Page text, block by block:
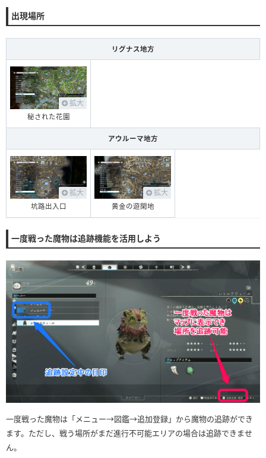
出現場所
リグナス地方
拡大
秘された花園
アウルーマ地方
拡大
坑路出入口
拡大
黄金の遊閑地
一度戦った魔物は追跡機能を活用しよう
一度戦った魔物は「メニュー→図鑑→追加登録」から魔物の追跡ができ
ます。ただし、戦う場所がまだ進行不可能エリアの場合は追跡できませ
ん。